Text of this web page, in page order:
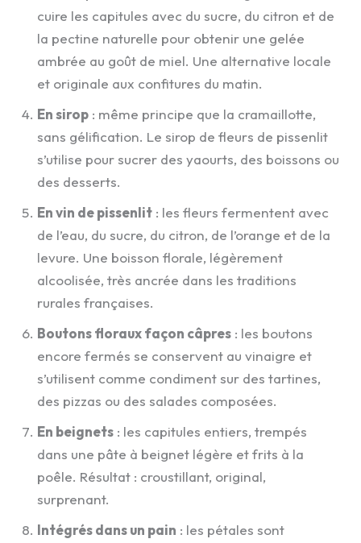
cuire les capitules avec du sucre, du citron et de
la pectine naturelle pour obtenir une gelée
ambrée au goût de miel. Une alternative locale
et originale aux confitures du matin.
En sirop : même principe que la cramaillotte,
sans gélification. Le sirop de fleurs de pissenlit
s’utilise pour sucrer des yaourts, des boissons ou
des desserts.
En vin de pissenlit : les fleurs fermentent avec
de l’eau, du sucre, du citron, de l’orange et de la
levure. Une boisson florale, légèrement
alcoolisée, très ancrée dans les traditions
rurales françaises.
Boutons floraux façon câpres : les boutons
encore fermés se conservent au vinaigre et
s’utilisent comme condiment sur des tartines,
des pizzas ou des salades composées.
En beignets : les capitules entiers, trempés
dans une pâte à beignet légère et frits à la
poêle. Résultat : croustillant, original,
surprenant.
Intégrés dans un pain : les pétales sont